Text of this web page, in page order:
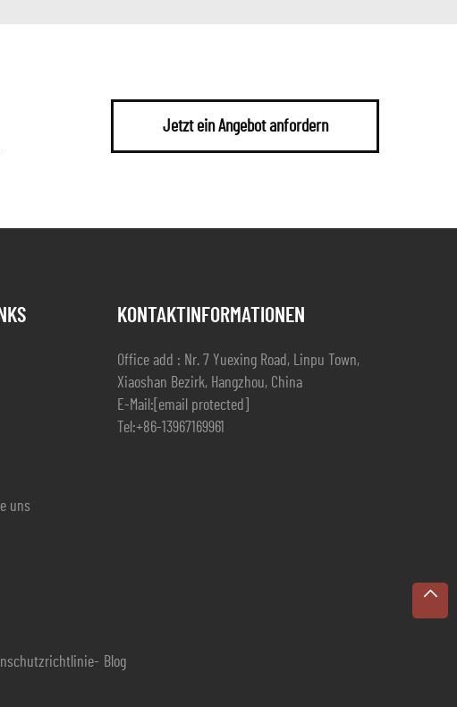
Jetzt ein Angebot anfordern
uns
KONTAKTINFORMATIONEN
Office add : Nr. 7 Yuexing Road, Linpu Town,
Xiaoshan Bezirk, Hangzhou, China
E-Mail: [email protected]
Tel:+86-13967169961
- Blog